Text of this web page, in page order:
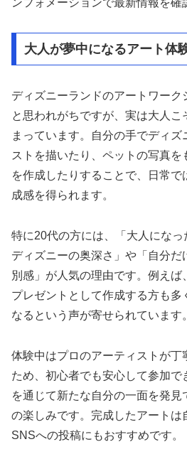
大人が夢中になるアート体
ディズニーランドのアートワーク
と思われがちですが、実は大人
まっています。自分の手でディズ
ストを描いたり、ペットの写真
を作成したりすることで、日常
成感を得られます。
特に20代の方には、「大人にな
ディズニーの奥深さ」や「自分
別感」が人気の理由です。例え
プレゼントとして作成する方も多
なるという声が寄せられています。
体験中はプロのアーティストが丁
ため、初心者でも安心して参加で
を通じて新たな自分の一面を発
の楽しみです。完成したアートは
SNSへの投稿にもおすすめです。